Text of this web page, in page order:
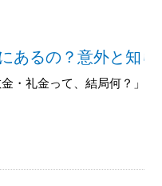
あるの？意外と知
金・礼金って、結局何？」